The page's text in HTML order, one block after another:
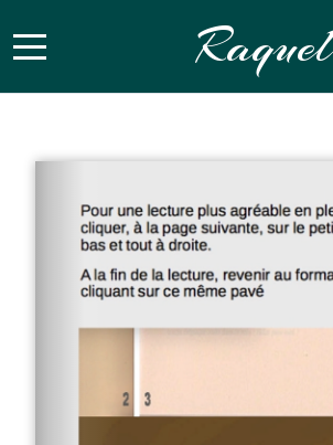
Mobile Menu Toggle Raquel